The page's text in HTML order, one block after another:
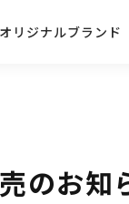
オリジナルブランド
のお知